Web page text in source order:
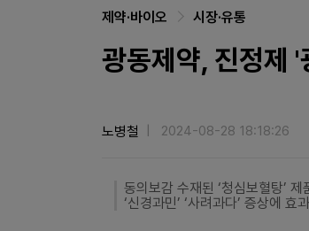
제약·바이오 시장·유통
광동제약, 진정제 '
노병철 2024-08-28 18:18:26
동의보감 수재된 ‘청심보혈탕’ 제
‘신경과민’ ‘사려과다’ 증상에 효과